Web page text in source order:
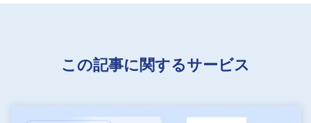
この記事に関するサービス